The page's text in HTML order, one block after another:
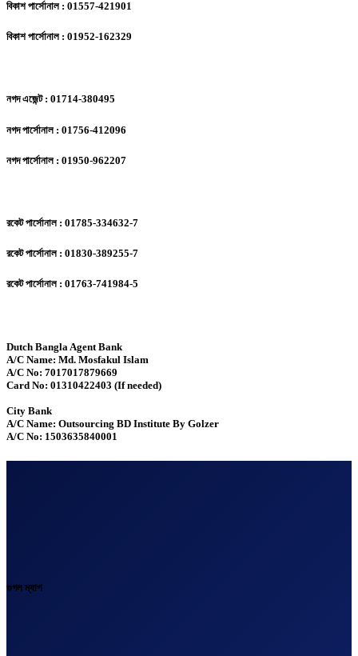
বিকাশ পার্সোনাল : 01557-421901
বিকাশ পার্সোনাল : 01952-162329
নগদ এজেন্ট : 01714-380495
নগদ পার্সোনাল : 01756-412096
নগদ পার্সোনাল : 01950-962207
রকেট পার্সোনাল : 01785-334632-7
রকেট পার্সোনাল : 01830-389255-7
রকেট পার্সোনাল : 01763-741984-5
Dutch Bangla Agent Bank
A/C Name: Md. Mosfakul Islam
A/C No: 7017017879669
Card No: 01310422403 (If needed)
City Bank
A/C Name: Outsourcing BD Institute By Golzer
A/C No: 1503635840001
গুগল ম্যাপ